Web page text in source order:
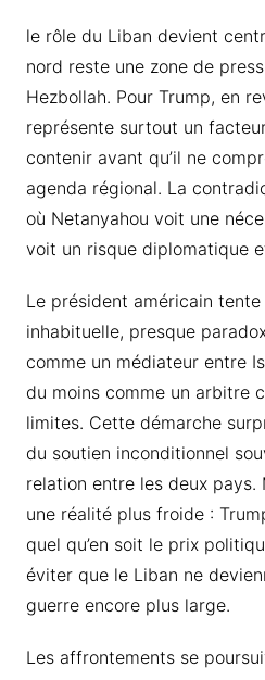
le rôle du Liban devient
nord reste une zone de
Hezbollah. Pour Trump, en
représente surtout un
contenir avant qu’il ne
agenda régional. La
où Netanyahou voit une
voit un risque diplomatique
Le président américain
inhabituelle, presque
comme un médiateur entre
du moins comme un arbitre
limites. Cette démarche
du soutien inconditionnel
relation entre les deux pays.
une réalité plus froide :
quel qu’en soit le prix
éviter que le Liban ne
guerre encore plus large.
Les affrontements se